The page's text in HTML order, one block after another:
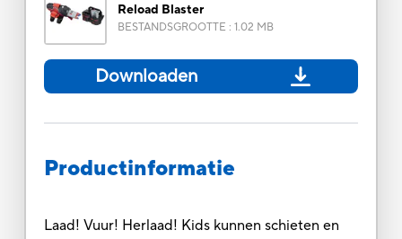
Reload Blaster
BESTANDSGROOTTE : 1.02 MB
Downloaden
Productinformatie
Laad! Vuur! Herlaad! Kids kunnen schieten en